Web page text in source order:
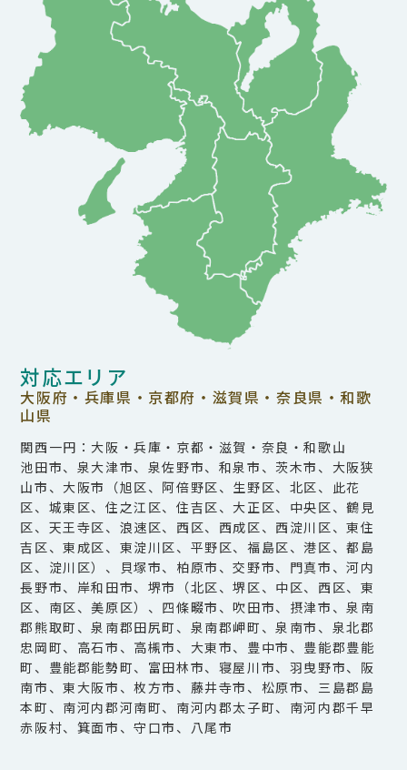
対応エリア
大阪府・兵庫県・京都府・滋賀県・奈良県・和歌
山県
関西一円：大阪・兵庫・京都・滋賀・奈良・和歌山
池田市、泉大津市、泉佐野市、和泉市、茨木市、大阪狭
山市、大阪市（旭区、阿倍野区、生野区、北区、此花
区、城東区、住之江区、住吉区、大正区、中央区、鶴見
区、天王寺区、浪速区、西区、西成区、西淀川区、東住
吉区、東成区、東淀川区、平野区、福島区、港区、都島
区、淀川区）、貝塚市、柏原市、交野市、門真市、河内
長野市、岸和田市、堺市（北区、堺区、中区、西区、東
区、南区、美原区）、四條畷市、吹田市、摂津市、泉南
郡熊取町、泉南郡田尻町、泉南郡岬町、泉南市、泉北郡
忠岡町、高石市、高槻市、大東市、豊中市、豊能郡豊能
町、豊能郡能勢町、富田林市、寝屋川市、羽曳野市、阪
南市、東大阪市、枚方市、藤井寺市、松原市、三島郡島
本町、南河内郡河南町、南河内郡太子町、南河内郡千早
赤阪村、箕面市、守口市、八尾市